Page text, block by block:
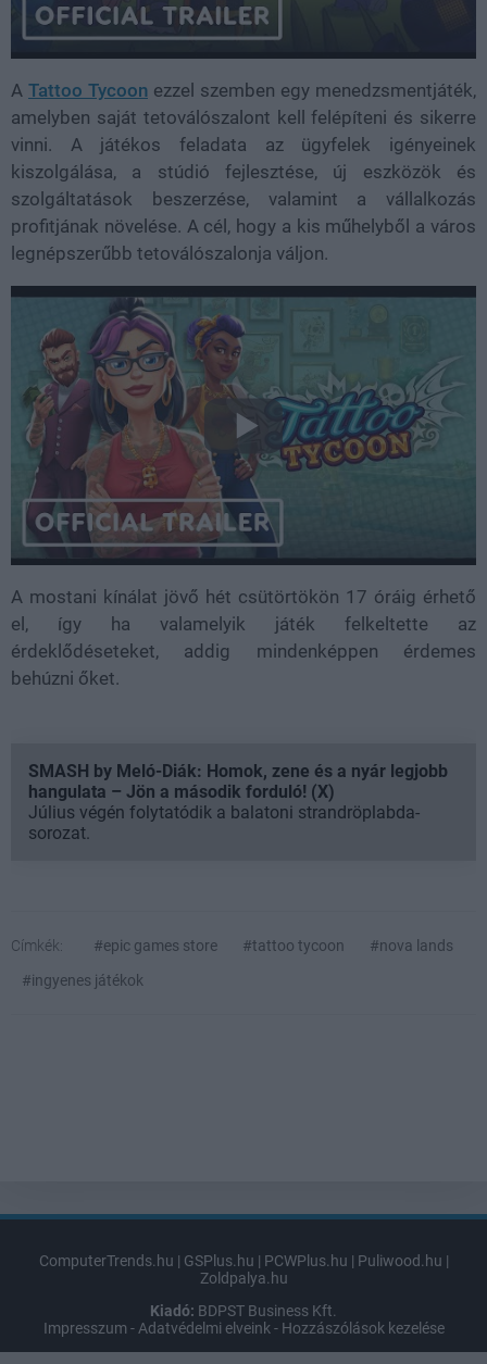
A Tattoo Tycoon ezzel szemben egy menedzsmentjáték,
amelyben saját tetoválószalont kell felépíteni és sikerre
vinni. A játékos feladata az ügyfelek igényeinek
kiszolgálása, a stúdió fejlesztése, új eszközök és
szolgáltatások beszerzése, valamint a vállalkozás
profitjának növelése. A cél, hogy a kis műhelyből a város
legnépszerűbb tetoválószalonja váljon.
A mostani kínálat jövő hét csütörtökön 17 óráig érhető
el, így ha valamelyik játék felkeltette az
érdeklődéseteket, addig mindenképpen érdemes
behúzni őket.
SMASH by Meló-Diák: Homok, zene és a nyár legjobb
hangulata – Jön a második forduló! (X)
Július végén folytatódik a balatoni strandröplabda-
sorozat.
Címkék: #epic games store #tattoo tycoon
#nova lands
#ingyenes játékok
ComputerTrends.hu | GSPlus.hu | PCWPlus.hu | Puliwood.hu |
Zoldpalya.hu
Kiadó: BDPST Business Kft.
Impresszum - Adatvédelmi elveink - Hozzászólások kezelése